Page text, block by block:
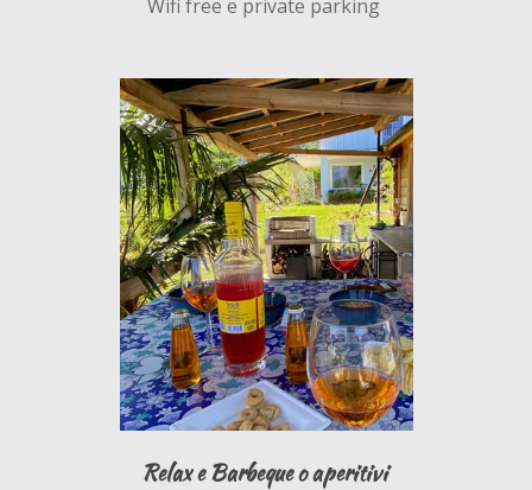
Wifi free e private parking
Relax e Barbeque o aperitivi